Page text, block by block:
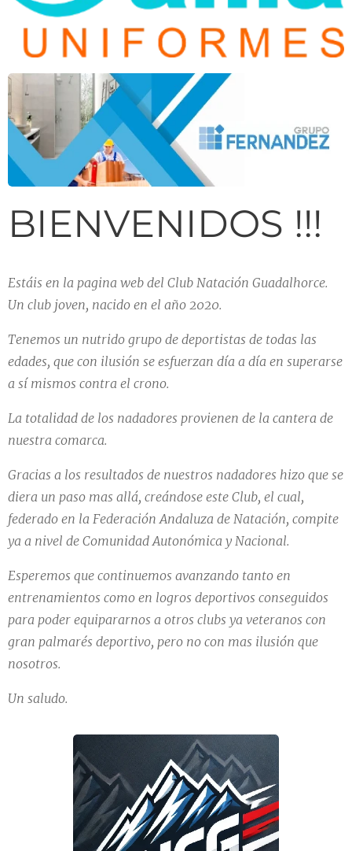
BIENVENIDOS !!!
Estáis en la pagina web del Club Natación Guadalhorce.
Un club joven, nacido en el año 2020.
Tenemos un nutrido grupo de deportistas de todas las
edades, que con ilusión se esfuerzan día a día en superarse
a sí mismos contra el crono.
La totalidad de los nadadores provienen de la cantera de
nuestra comarca.
Gracias a los resultados de nuestros nadadores hizo que se
diera un paso mas allá, creándose este Club, el cual,
federado en la Federación Andaluza de Natación, compite
ya a nivel de Comunidad Autonómica y Nacional.
Esperemos que continuemos avanzando tanto en
entrenamientos como en logros deportivos conseguidos
para poder equipararnos a otros clubs ya veteranos con
gran palmarés deportivo, pero no con mas ilusión que
nosotros.
Un saludo.